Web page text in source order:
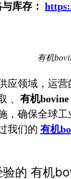
库存：
有机
应领域，运
、 有机
，确保全球
我们的 有机
验的 有机